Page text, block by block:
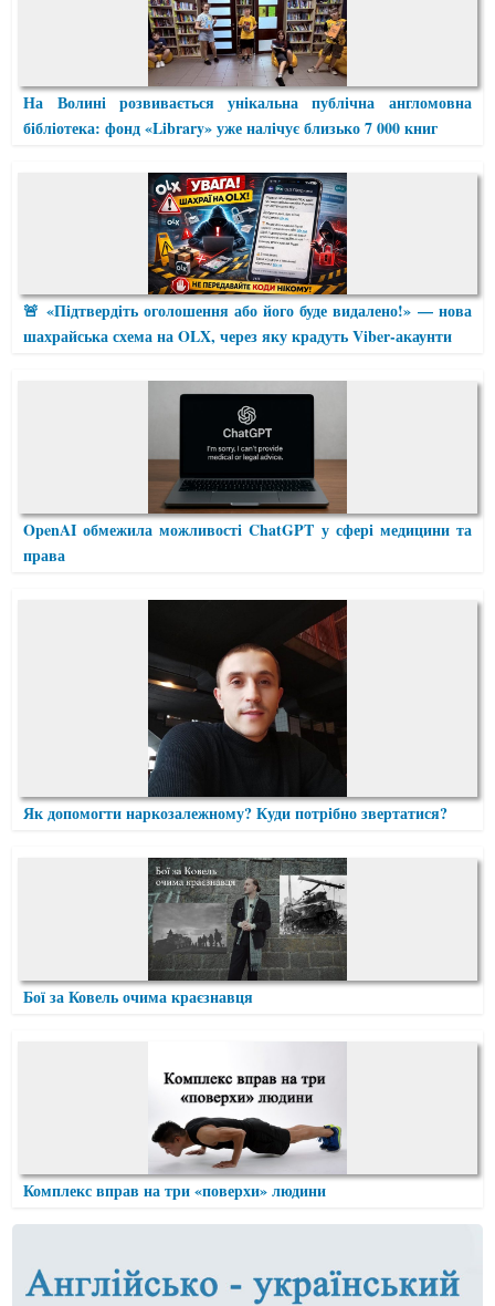
На Волині розвивається унікальна публічна англомовна
бібліотека: фонд «Library» уже налічує близько 7 000 книг
🚨 «Підтвердіть оголошення або його буде видалено!» — нова
шахрайська схема на OLX, через яку крадуть Viber-акаунти
OpenAI обмежила можливості ChatGPT у сфері медицини та
права
Як допомогти наркозалежному? Куди потрібно звертатися?
Бої за Ковель очима краєзнавця
Комплекс вправ на три «поверхи» людини